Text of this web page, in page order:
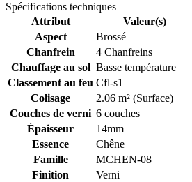
Spécifications techniques
Attribut
Valeur(s)
Aspect
Brossé
Chanfrein
4 Chanfreins
Chauffage au sol Basse température
Classement au feu Cfl-s1
Colisage
2.06 m² (Surface)
Couches de verni 6 couches
Épaisseur
14mm
Essence
Chêne
Famille
MCHEN-08
Finition
Verni